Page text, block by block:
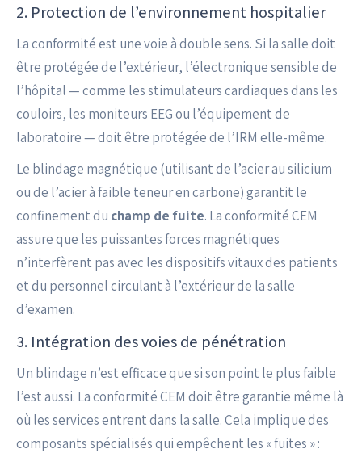
2. Protection de l’environnement hospitalier
La conformité est une voie à double sens. Si la salle doit
être protégée de l’extérieur, l’électronique sensible de
l’hôpital — comme les stimulateurs cardiaques dans les
couloirs, les moniteurs EEG ou l’équipement de
laboratoire — doit être protégée de l’IRM elle-même.
Le blindage magnétique (utilisant de l’acier au silicium
ou de l’acier à faible teneur en carbone) garantit le
confinement du champ de fuite. La conformité CEM
assure que les puissantes forces magnétiques
n’interfèrent pas avec les dispositifs vitaux des patients
et du personnel circulant à l’extérieur de la salle
d’examen.
3. Intégration des voies de pénétration
Un blindage n’est efficace que si son point le plus faible
l’est aussi. La conformité CEM doit être garantie même là
où les services entrent dans la salle. Cela implique des
composants spécialisés qui empêchent les « fuites » :